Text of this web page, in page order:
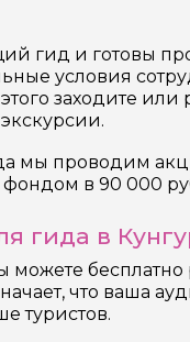
гид и готовы
условия
заходите или
мы проводим
в 90 000
гида в
можете
что ваша
туристов.